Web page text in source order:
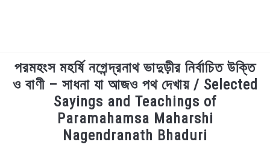
TECHNOLOGY
HEALTH & LIFESTYLE
পরমহংস মহর্ষি নগেন্দ্রনাথ ভাদুড়ীর নির্বাচিত উক্তি
ও বাণী – সাধনা যা আজও পথ দেখায় / Selected
Sayings and Teachings of
Paramahamsa Maharshi
Nagendranath Bhaduri